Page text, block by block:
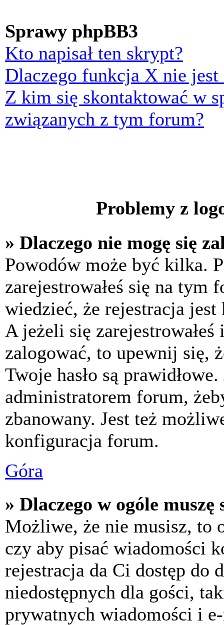
Sprawy phpBB3
Kto napisał ten skrypt?
Dlaczego funkcja X nie jest
Z kim się skontaktować w
związanych z tym forum?
Problemy z
» Dlaczego nie mogę się
Powodów może być kilka.
zarejestrowałeś się na tym
wiedzieć, że rejestracja
A jeżeli się
zalogować, to upewnij się,
Twoje hasło są
administratorem forum,
zbanowany. Jest też
konfiguracja forum.
Góra
» Dlaczego w ogóle
Możliwe, że nie musisz, to
czy aby pisać wiadomości
rejestracja da Ci dostęp do
niedostępnych dla gości,
prywatnych wiadomości i